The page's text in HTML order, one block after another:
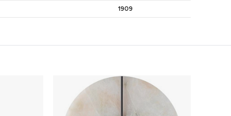
1909